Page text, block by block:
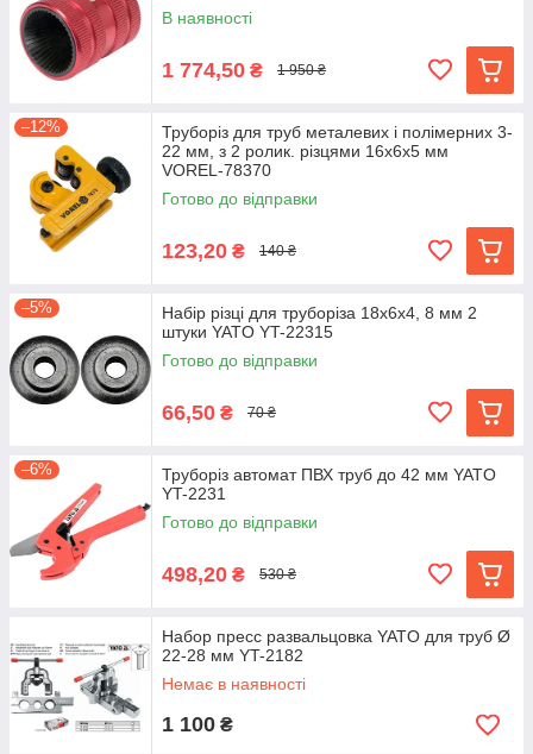
В наявності
1 774,50 ₴ 1 950 ₴
–12%
Труборіз для труб металевих і полімерних 3-
22 мм, з 2 ролик. різцями 16х6х5 мм
VOREL-78370
Готово до відправки
123,20 ₴ 140 ₴
–5%
Набір різці для труборіза 18х6х4, 8 мм 2
штуки YATO YT-22315
Готово до відправки
66,50 ₴ 70 ₴
–6%
Труборіз автомат ПВХ труб до 42 мм YATO
YT-2231
Готово до відправки
498,20 ₴ 530 ₴
Набор пресс развальцовка YATO для труб Ø
22-28 мм YT-2182
Немає в наявності
1 100 ₴